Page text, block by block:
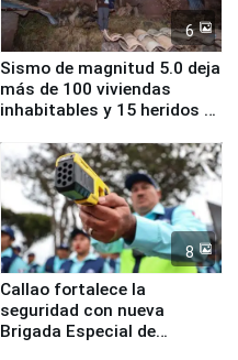
6
Sismo de magnitud 5.0 deja
más de 100 viviendas
inhabitables y 15 heridos en
8
Callao fortalece la
seguridad con nueva
Brigada Especial de